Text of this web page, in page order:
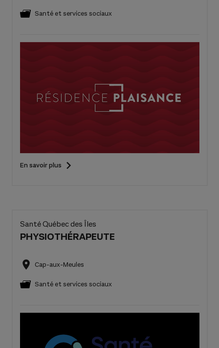
Santé et services sociaux
En savoir plus
Santé Québec des Îles
PHYSIOTHÉRAPEUTE
Cap-aux-Meules
Santé et services sociaux